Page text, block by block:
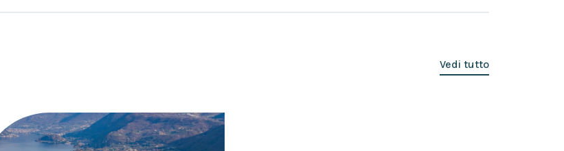
Vedi tutto